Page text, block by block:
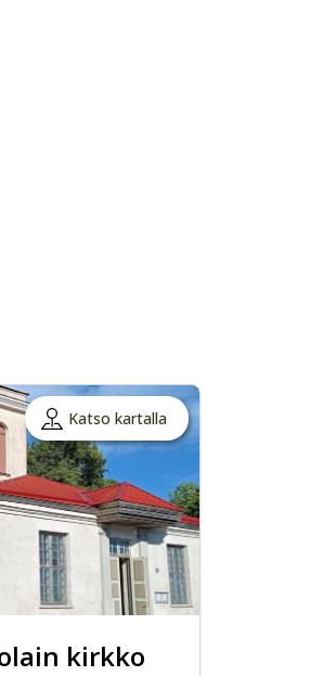
Katso kartalla
kirkko